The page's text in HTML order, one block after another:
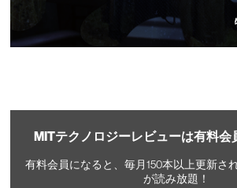
MITテクノロジーレビューは有料会
有料会員になると、毎月150本以上更新さ
が読み放題！